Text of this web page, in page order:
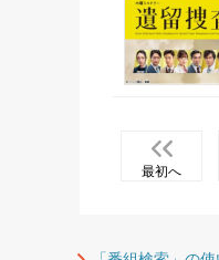
最初へ